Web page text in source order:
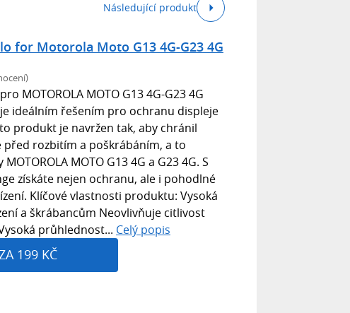
Následující produkt
for Motorola Moto G13 4G-G23 4G
MOTOROLA MOTO G13 4G-G23 4G
ideálním řešením pro ochranu displeje
produkt je navržen tak, aby chránil
před rozbitím a poškrábáním, a to
MOTO G13 4G a G23 4G. S
získáte nejen ochranu, ale i pohodlné
Klíčové vlastnosti produktu: Vysoká
a škrábancům Neovlivňuje citlivost
průhlednost... Celý popis
199 KČ